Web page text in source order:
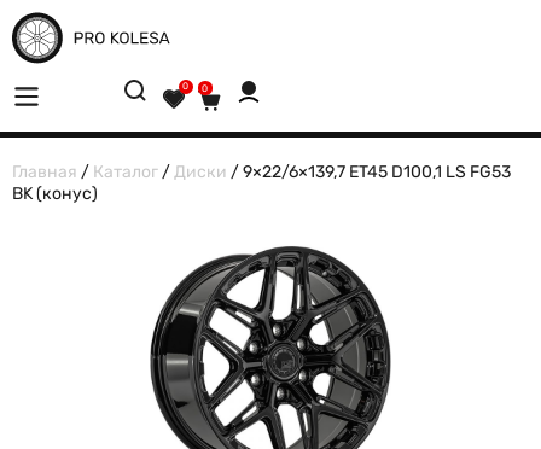
0 0
Главная / Каталог /Диски / 9×22/6×139,7 ET45 D100,1 LS FG53
BK (конус)